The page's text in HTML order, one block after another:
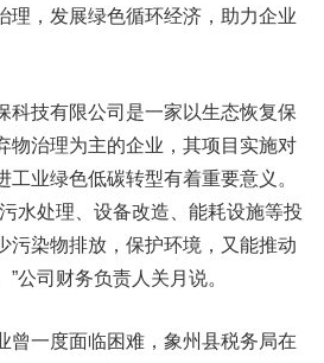
理，发展绿色循环经济，助力企业
科技有限公司是一家以生态恢复保
物治理为主的企业，其项目实施对
业绿色低碳转型有着重要意义。
水处理、设备改造、能耗设施等投
污染物排放，保护环境，又能推动
公司财务负责人关月说。
曾一度面临困难，象州县税务局在